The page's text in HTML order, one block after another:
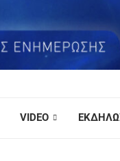
VIDEO